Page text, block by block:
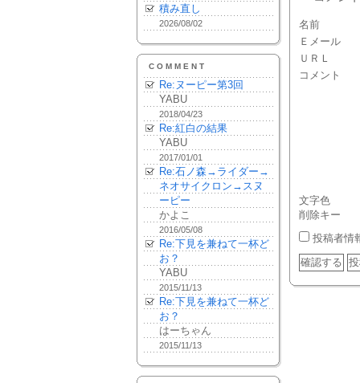
積み直し
2026/08/02
COMMENT
Re:ヌーピー第3回
YABU
2018/04/23
Re:紅白の結果
YABU
2017/01/01
Re:石ノ森→ライダー→
ネオサイクロン→スヌ
ーピー
かよこ
2016/05/08
Re:下見を兼ねて一杯ど
お？
YABU
2015/11/13
Re:下見を兼ねて一杯ど
お？
はーちゃん
2015/11/13
名前
Ｅメール
ＵＲＬ
コメント
文字色
削除キー
投稿者情